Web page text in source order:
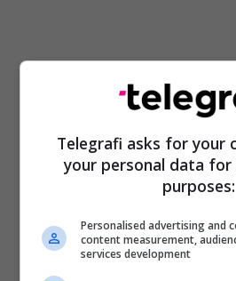
Telegrafi asks for your
your personal data
purposes:
Personalised advertising and
content measurement,
services development